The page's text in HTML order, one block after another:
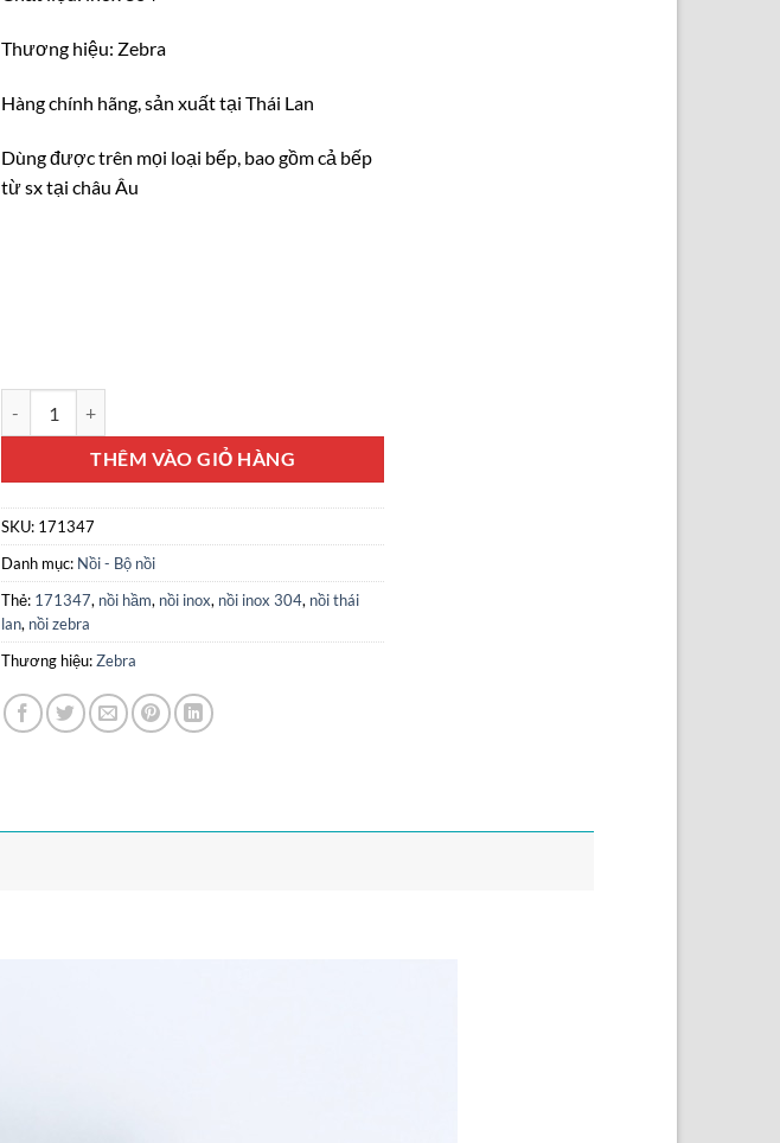
Thương hiệu: Zebra
Hàng chính hãng, sản xuất tại Thái Lan
Dùng được trên mọi loại bếp, bao gồm cả bếp
từ sx tại châu Âu
THÊM VÀO GIỎ HÀNG
SKU: 171347
Danh mục: Nồi - Bộ nồi
Thẻ: 171347, nồi hầm, nồi inox, nồi inox 304, nồi thái
lan, nồi zebra
Thương hiệu:Zebra